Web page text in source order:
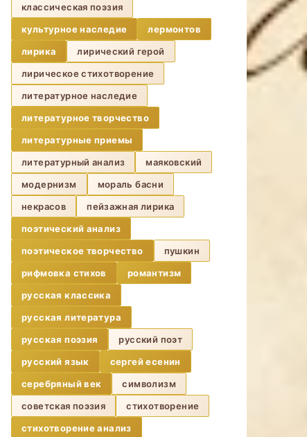
классическая поэзия
культурное наследие
лермонтов
лирика
лирический герой
лирическое стихотворение
литературное наследие
литературное творчество
литературные приемы
литературный анализ
маяковский
модернизм
мораль басни
некрасов
пейзажная лирика
поэтический анализ
поэтическое творчество
пушкин
рифмовка стихов
романтизм
русская классика
русская литература
русская поэзия
русский поэт
русский язык
сергей есенин
серебряный век
символизм
советская поэзия
стихотворение
стихотворение анализ